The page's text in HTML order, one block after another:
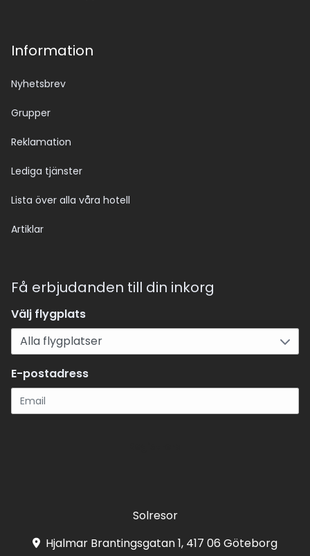
Information
Nyhetsbrev
Grupper
Reklamation
Lediga tjänster
Lista över alla våra hotell
Artiklar
Få erbjudanden till din inkorg
Välj flygplats
E-postadress
Solresor
Hjalmar Brantingsgatan 1, 417 06 Göteborg